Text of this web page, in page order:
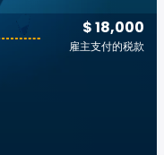
$ 18,000
雇主支付的税款